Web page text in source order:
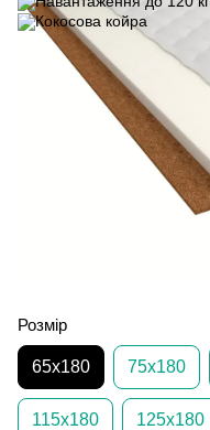
Розмір
65х180 75х180
115х180 125х180